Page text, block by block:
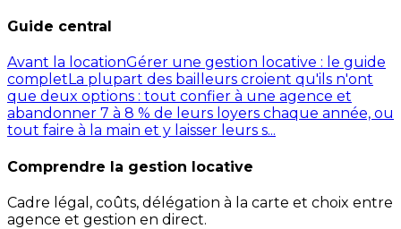
Guide central
Avant la locationGérer une gestion locative : le guide
complet La plupart des bailleurs croient qu'ils n'ont
que deux options : tout confier à une agence et
abandonner 7 à 8 % de leurs loyers chaque année, ou
tout faire à la main et y laisser leurs s...
Comprendre la gestion locative
Cadre légal, coûts, délégation à la carte et choix entre
agence et gestion en direct.